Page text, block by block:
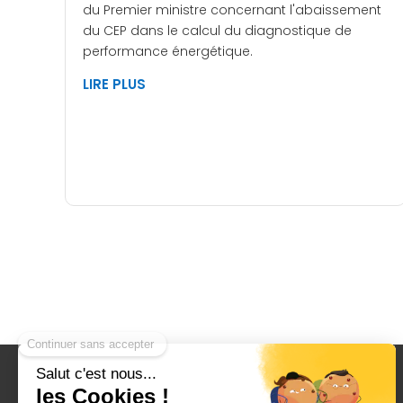
du Premier ministre concernant l'abaissement
du CEP dans le calcul du diagnostique de
performance énergétique.
LIRE PLUS